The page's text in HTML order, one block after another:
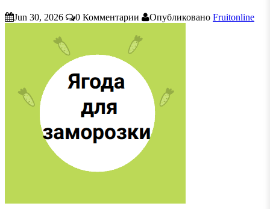
Jun 30, 2026 0 Комментарии Опубликовано Fruitonline